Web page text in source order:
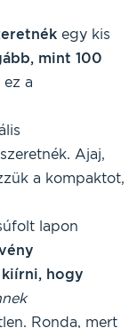
egy kis
mint 100
a
Ajaj,
a kompaktot,
lapon
hogy
Ronda, mert